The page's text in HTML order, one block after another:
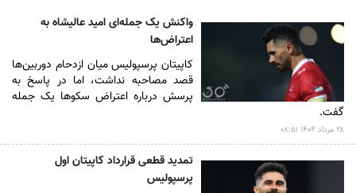
از
جشن
امید
عالیشاه
واکنش یک جمله‌ای امید عالیشاه به
اعتراض‌ها
کاپیتان پرسپولیس میان ازدحام دوربین‌ها
قصد مصاحبه نداشت، اما در پاسخ به
پرسش درباره اعتراض سکو‌ها یک جمله
گفت.
۲۸ مرداد ۱۴۰۴ ۰۸:۵۱
تمدید قطعی قرارداد کاپیتان اول
پرسپولیس